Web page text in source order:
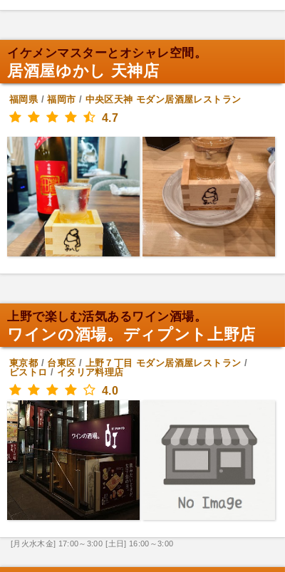
イケメンマスターとオシャレ空間。
居酒屋ゆかし 天神店
福岡県/福岡市 / 中央区天神 モダン居酒屋レストラン
4.7
上野で楽しむ活気あるワイン酒場。
ワインの酒場。ディプント上野店
東京都 / 台東区 / 上野７丁目 モダン居酒屋レストラン /
ビストロ / イタリア料理店
4.0
[月火水木金] 17:00～3:00 [土日] 16:00～3:00